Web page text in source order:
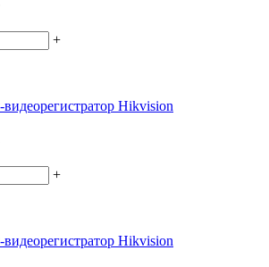
+
Hikvision
+
Hikvision